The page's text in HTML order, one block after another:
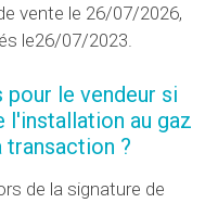
vente le 26/07/2026,
le26/07/2023.
le vendeur si
l'installation au gaz
transaction ?
de la signature de